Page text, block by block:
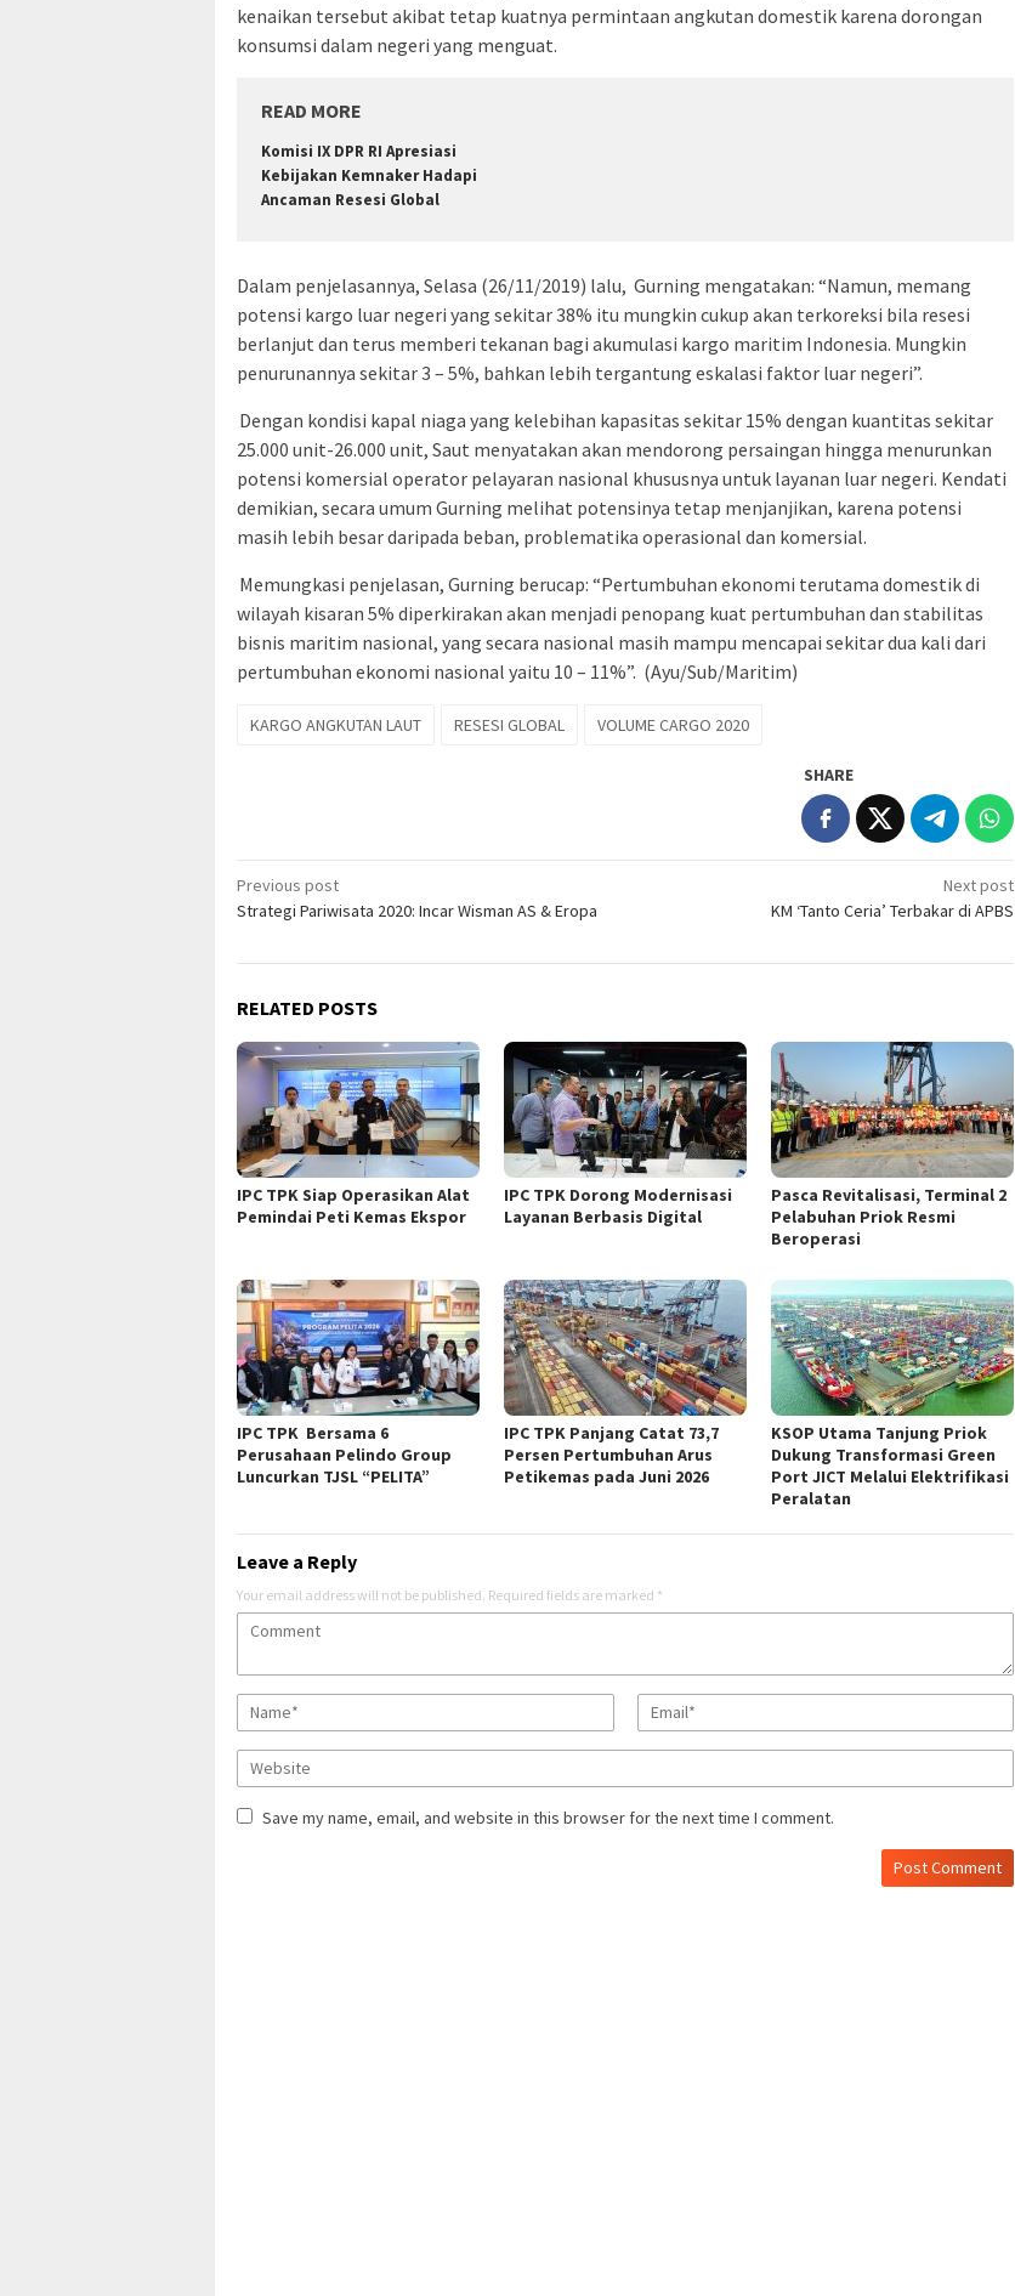
kenaikan tersebut akibat tetap kuatnya permintaan angkutan domestik karena dorongan
konsumsi dalam negeri yang menguat.
READ MORE
Komisi IX DPR RI Apresiasi
Kebijakan Kemnaker Hadapi
Ancaman Resesi Global
Dalam penjelasannya, Selasa (26/11/2019) lalu, Gurning mengatakan: “Namun, memang
potensi kargo luar negeri yang sekitar 38% itu mungkin cukup akan terkoreksi bila resesi
berlanjut dan terus memberi tekanan bagi akumulasi kargo maritim Indonesia. Mungkin
penurunannya sekitar 3 – 5%, bahkan lebih tergantung eskalasi faktor luar negeri”.
Dengan kondisi kapal niaga yang kelebihan kapasitas sekitar 15% dengan kuantitas sekitar
25.000 unit-26.000 unit, Saut menyatakan akan mendorong persaingan hingga menurunkan
potensi komersial operator pelayaran nasional khususnya untuk layanan luar negeri. Kendati
demikian, secara umum Gurning melihat potensinya tetap menjanjikan, karena potensi
masih lebih besar daripada beban, problematika operasional dan komersial.
Memungkasi penjelasan, Gurning berucap: “Pertumbuhan ekonomi terutama domestik di
wilayah kisaran 5% diperkirakan akan menjadi penopang kuat pertumbuhan dan stabilitas
bisnis maritim nasional, yang secara nasional masih mampu mencapai sekitar dua kali dari
pertumbuhan ekonomi nasional yaitu 10 – 11%”. (Ayu/Sub/Maritim)
KARGO ANGKUTAN LAUT RESESI GLOBAL VOLUME CARGO 2020
SHARE
Post
navigation
Previous post
Strategi Pariwisata 2020: Incar Wisman AS & Eropa
Next post
KM ‘Tanto Ceria’ Terbakar di APBS
RELATED POSTS
IPC TPK Siap Operasikan Alat
Pemindai Peti Kemas Ekspor
IPC TPK Dorong Modernisasi
Layanan Berbasis Digital
Pasca Revitalisasi, Terminal 2
Pelabuhan Priok Resmi
Beroperasi
IPC TPK Bersama 6
Perusahaan Pelindo Group
Luncurkan TJSL “PELITA”
IPC TPK Panjang Catat 73,7
Persen Pertumbuhan Arus
Petikemas pada Juni 2026
KSOP Utama Tanjung Priok
Dukung Transformasi Green
Port JICT Melalui Elektrifikasi
Peralatan
Leave a Reply
Your email address will not be published. Required fields are marked *
Save my name, email, and website in this browser for the next time I comment.